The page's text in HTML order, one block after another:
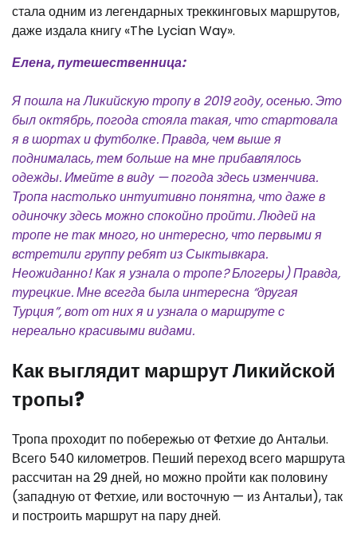
стала одним из легендарных треккинговых маршрутов,
даже издала книгу «The Lycian Way».
Елена, путешественница:
Я пошла на Ликийскую тропу в 2019 году, осенью. Это
был октябрь, погода стояла такая, что стартовала
я в шортах и футболке. Правда, чем выше я
поднималась, тем больше на мне прибавлялось
одежды. Имейте в виду — погода здесь изменчива.
Тропа настолько интуитивно понятна, что даже в
одиночку здесь можно спокойно пройти. Людей на
тропе не так много, но интересно, что первыми я
встретили группу ребят из Сыктывкара.
Неожиданно! Как я узнала о тропе? Блогеры) Правда,
турецкие. Мне всегда была интересна “другая
Турция”, вот от них я и узнала о маршруте с
нереально красивыми видами.
Как выглядит маршрут Ликийской
тропы?
Тропа проходит по побережью от Фетхие до Антальи.
Всего 540 километров. Пеший переход всего маршрута
рассчитан на 29 дней, но можно пройти как половину
(западную от Фетхие, или восточную — из Антальи), так
и построить маршрут на пару дней.